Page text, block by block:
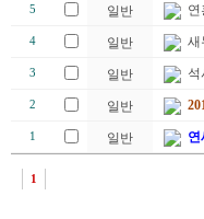
5 일반
4 일반 새
3 일반 석
2 일반
1 일반 연
1